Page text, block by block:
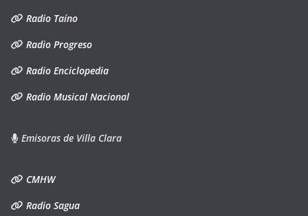
Radio Taíno
Radio Progreso
Radio Enciclopedia
Radio Musical Nacional
Emisoras de Villa Clara
CMHW
Radio Sagua